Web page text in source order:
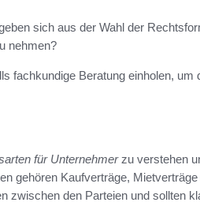
sich aus der Wahl der
nehmen?
fachkundige Beratung einholen, um
für Unternehmerzu verstehen
gehören Kaufverträge, Mietverträge
zwischen den Parteien und sollten